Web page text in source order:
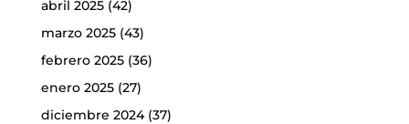
abril 2025(42)
marzo 2025(43)
febrero 2025(36)
enero 2025(27)
diciembre 2024(37)